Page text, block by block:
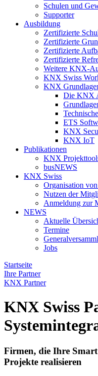
Schulen und
Supporter
Ausbildung
Zertifizierte
Zertifizierte
Zertifizierte
Zertifizierte
Weitere KNX-
KNX Swiss
KNX
Die KNX
ETS
KNX
KNX IoT
Publikationen
KNX
busNEWS
KNX Swiss
Organisation
Nutzen der
Anmeldung zur
NEWS
Aktuelle
Termine
Jobs
Startseite
Ihre Partner
KNX Partner
KNX Swiss
Firmen, die Ihre
Projekte realisieren